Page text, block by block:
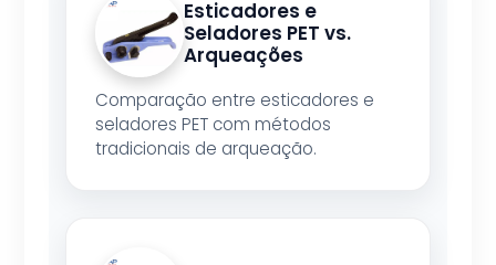
Esticadores e
Seladores PET vs.
Arqueações
Comparação entre esticadores e
seladores PET com métodos
tradicionais de arqueação.